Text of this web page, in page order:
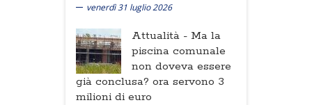
venerdì 31 luglio 2026
Attualità - Ma la
piscina comunale
non doveva essere
già conclusa? ora servono 3
milioni di euro